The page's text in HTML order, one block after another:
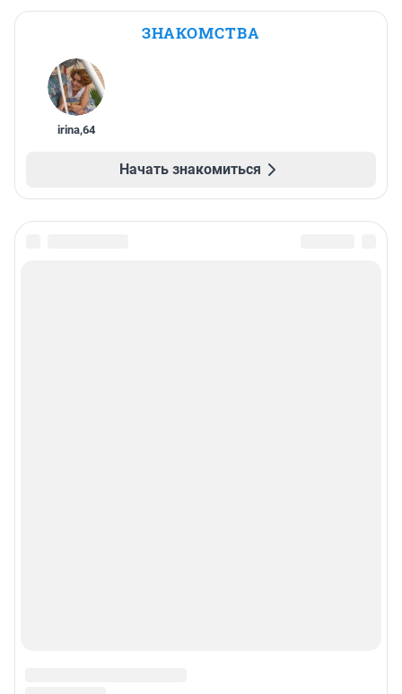
ЗНАКОМСТВА
irina,64
Начать знакомиться